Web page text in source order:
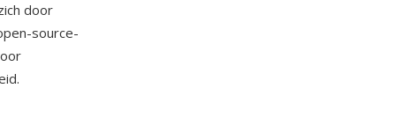
door
source-